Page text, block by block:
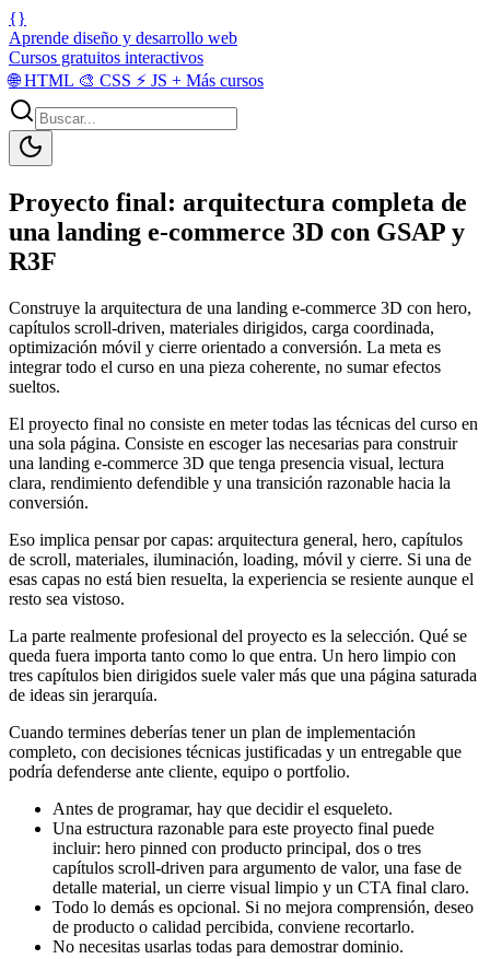
{}
Aprende diseño y desarrollo web
Cursos gratuitos interactivos
🌐HTML 🎨 CSS ⚡ JS + Más cursos
Proyecto final: arquitectura completa de
una landing e-commerce 3D con GSAP y
R3F
Construye la arquitectura de una landing e-commerce 3D con hero,
capítulos scroll-driven, materiales dirigidos, carga coordinada,
optimización móvil y cierre orientado a conversión. La meta es
integrar todo el curso en una pieza coherente, no sumar efectos
sueltos.
El proyecto final no consiste en meter todas las técnicas del curso en
una sola página. Consiste en escoger las necesarias para construir
una landing e-commerce 3D que tenga presencia visual, lectura
clara, rendimiento defendible y una transición razonable hacia la
conversión.
Eso implica pensar por capas: arquitectura general, hero, capítulos
de scroll, materiales, iluminación, loading, móvil y cierre. Si una de
esas capas no está bien resuelta, la experiencia se resiente aunque el
resto sea vistoso.
La parte realmente profesional del proyecto es la selección. Qué se
queda fuera importa tanto como lo que entra. Un hero limpio con
tres capítulos bien dirigidos suele valer más que una página saturada
de ideas sin jerarquía.
Cuando termines deberías tener un plan de implementación
completo, con decisiones técnicas justificadas y un entregable que
podría defenderse ante cliente, equipo o portfolio.
Antes de programar, hay que decidir el esqueleto.
Una estructura razonable para este proyecto final puede
incluir: hero pinned con producto principal, dos o tres
capítulos scroll-driven para argumento de valor, una fase de
detalle material, un cierre visual limpio y un CTA final claro.
Todo lo demás es opcional. Si no mejora comprensión, deseo
de producto o calidad percibida, conviene recortarlo.
No necesitas usarlas todas para demostrar dominio.